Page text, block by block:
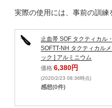
実際の使用には、事前の訓練
止血帯 SOF タクティカル
SOFTT-NH タクティカル
ック ] アルミニウム
価格:6,380円
(2020/2/23 08:36時点)
感想(0件)